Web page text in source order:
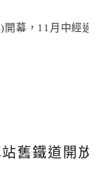
幕，11月中經
舊鐵道開